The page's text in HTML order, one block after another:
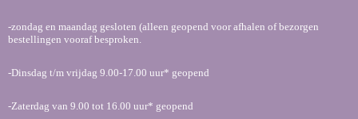
-zondag en maandag gesloten (alleen geopend voor afhalen of bezorgen
bestellingen vooraf besproken.
-Dinsdag t/m vrijdag 9.00-17.00 uur* geopend
-Zaterdag van 9.00 tot 16.00 uur* geopend